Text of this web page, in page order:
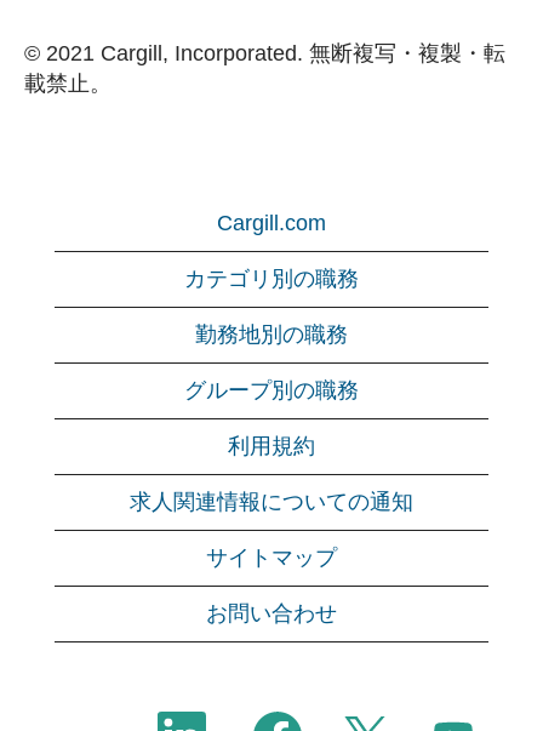
© 2021 Cargill, Incorporated. 無断複写・複製・転
載禁止。
Cargill.com
カテゴリ別の職務
勤務地別の職務
グループ別の職務
利用規約
求人関連情報についての通知
サイトマップ
お問い合わせ
新
新
新
新